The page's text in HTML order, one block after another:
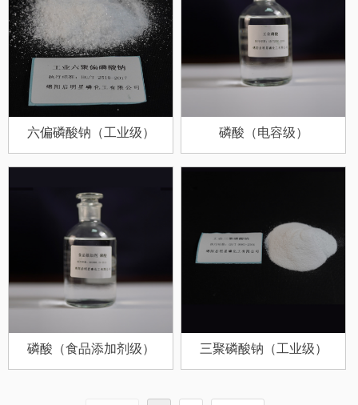
六偏磷酸钠（工业级） 磷酸（电容级）
磷酸（食品添加剂级） 三聚磷酸钠（工业级）